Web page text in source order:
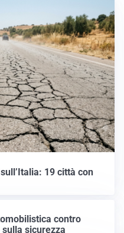
19 città con
contro
sicurezza